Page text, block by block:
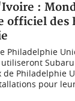
:
officiel des
Philadelphie
Subaru
de Philadelphie
pour